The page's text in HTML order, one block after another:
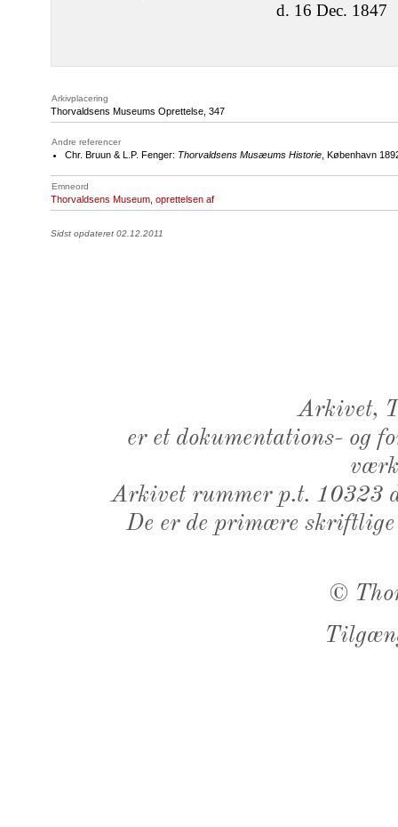
d. 16 Dec. 1847
Arkivplacering
Thorvaldsens Museums Oprettelse, 347
Andre referencer
Chr. Bruun & L.P. Fenger: Thorvaldsens Musæums Historie , København
Emneord
Thorvaldsens Museum, oprettelsen af
Sidst opdateret 02.12.2011
Arkivet,
er et dokumentations- og
Arkivet rummer p.t. 10323
De er de primære
©